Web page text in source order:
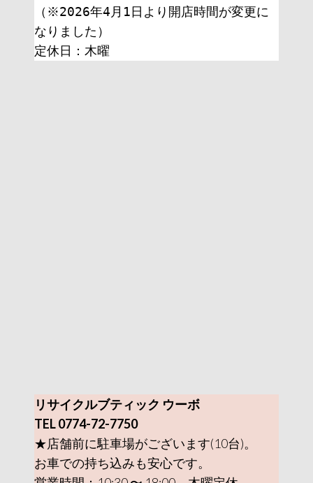
（※2026年4月1日より開店時間が変更に
なりました）
定休日：木曜
リサイクルブティック ウーボ
TEL 0774-72-7750
★店舗前に駐車場がございます(10台)。
お車での持ち込みも安心です。